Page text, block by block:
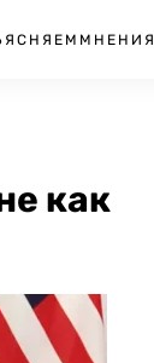
МНЕНИЯ
как